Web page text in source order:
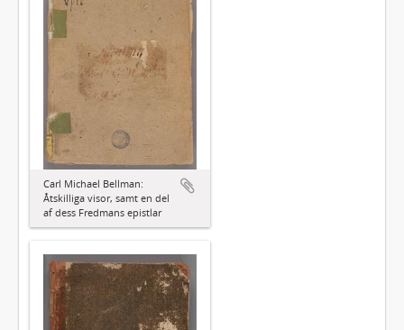
Carl Michael Bellman:
Åtskilliga visor, samt en del
af dess Fredmans epistlar